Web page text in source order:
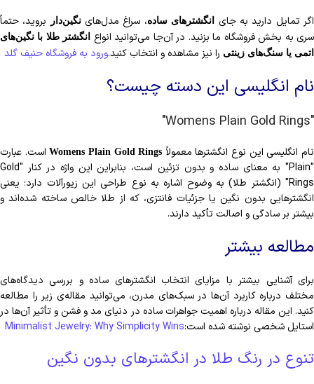
اگر تمایل دارید به جای انگشترهای ساده، سراغ مدل‌هاینگین‌دار بروید، حتماً
سری به بخش فروشگاه ما بزنید. در آن‌جا می‌توانید انواع
انگشتر طلا با نگین‌های
اتمی یا سنگ‌های زینتی را نیز مشاهده و انتخاب کنید.ورود به فروشگاه حنیف گلد
نام انگلیسی این دسته چیست؟
"Womens Plain Gold Rings"
نام انگلیسی این نوع انگشترها معمولاً Womens Plain Gold Ringsاست. عبارت
"Plain" به معنای ساده و بدون تزئین است، بنابراین این واژه در کنار "Gold
Rings" (انگشتر طلا) به وضوح اشاره به نوع طراحی این زیورآلات دارد؛ یعنی
انگشترهایی بدون نگین یا جزئیات فانتزی، که از طلا خالص ساخته شده‌اند و
بیشتر بر سادگی و اصالت تأکید دارند.
مطالعه بیشتر
برای آشنایی بیشتر با مزایای انتخاب انگشترهای ساده و بررسی دیدگاه‌های
مختلف درباره کاربرد آن‌ها در سبک‌های مدرن، می‌توانید مقاله‌ی زیر را مطالعه
کنید. این مقاله درباره اهمیت جواهرات ساده در دنیای مد و فشن و تأثیر آن‌ها در
استایل شخصی نوشته شده است:Minimalist Jewelry: Why Simplicity Wins
تنوع در رنگ طلا در انگشترهای بدون نگین